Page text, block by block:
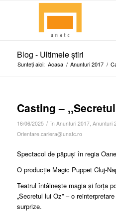
Blog - Ultimele știri
Sunteți aici: Acasa / Anunturi 2017 /
Casting –
16/06/2025 / în Anunturi 2017, Anunturi
Orientare.cariera@unatc.ro
Spectacol de păpuși în regia
O producție Magic Puppet Cluj-
Teatrul întâlnește magia și forța
„Secretul lui Oz” – o
surprize.